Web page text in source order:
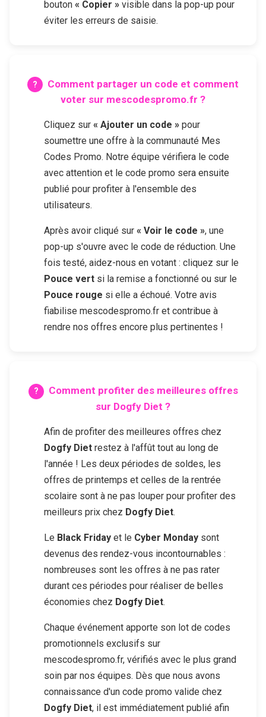
bouton « Copier » visible dans la pop-up pour
éviter les erreurs de saisie.
Comment partager un code et comment
voter sur mescodespromo.fr ?
Cliquez sur « Ajouter un code » pour
soumettre une offre à la communauté Mes
Codes Promo. Notre équipe vérifiera le code
avec attention et le code promo sera ensuite
publié pour profiter à l'ensemble des
utilisateurs.
Après avoir cliqué sur « Voir le code », une
pop-up s'ouvre avec le code de réduction. Une
fois testé, aidez-nous en votant : cliquez sur le
Pouce vert si la remise a fonctionné ou sur le
Pouce rouge si elle a échoué. Votre avis
fiabilise mescodespromo.fr et contribue à
rendre nos offres encore plus pertinentes !
Comment profiter des meilleures offres
sur Dogfy Diet ?
Afin de profiter des meilleures offres chez
Dogfy Diet restez à l'affût tout au long de
l'année ! Les deux périodes de soldes, les
offres de printemps et celles de la rentrée
scolaire sont à ne pas louper pour profiter des
meilleurs prix chez Dogfy Diet.
Le Black Friday et le Cyber Monday sont
devenus des rendez-vous incontournables :
nombreuses sont les offres à ne pas rater
durant ces périodes pour réaliser de belles
économies chez Dogfy Diet.
Chaque événement apporte son lot de codes
promotionnels exclusifs sur
mescodespromo.fr, vérifiés avec le plus grand
soin par nos équipes. Dès que nous avons
connaissance d'un code promo valide chez
Dogfy Diet, il est immédiatement publié afin